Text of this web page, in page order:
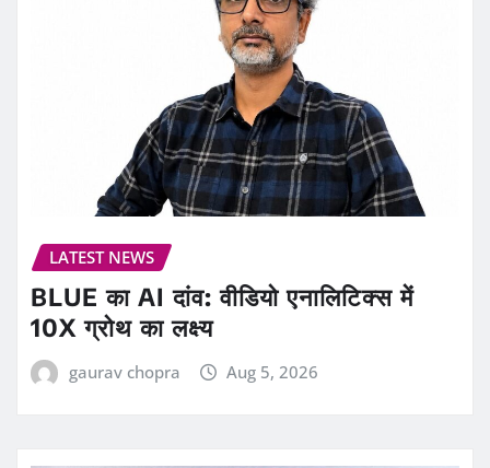
LATEST NEWS
BLUE का AI दांव: वीडियो एनालिटिक्स में
10X ग्रोथ का लक्ष्य
gaurav chopra Aug 5, 2026